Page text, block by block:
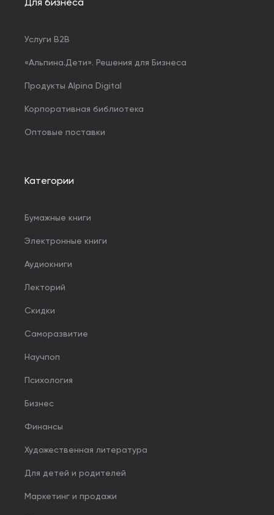
Для бизнеса
Услуги B2B
«Альпина.Дети». Решения для Бизнеса
Продукты Alpina Digital
Корпоративная библиотека
Оптовые поставки
Категории
Бумажные книги
Электронные книги
Аудиокниги
Лекторий
Скидки
Саморазвитие
Научпоп
Психология
Бизнес
Финансы
Художественная литература
Для детей и родителей
Маркетинг и продажи